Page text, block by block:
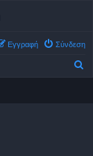
Σύνδεση
Εγγραφή